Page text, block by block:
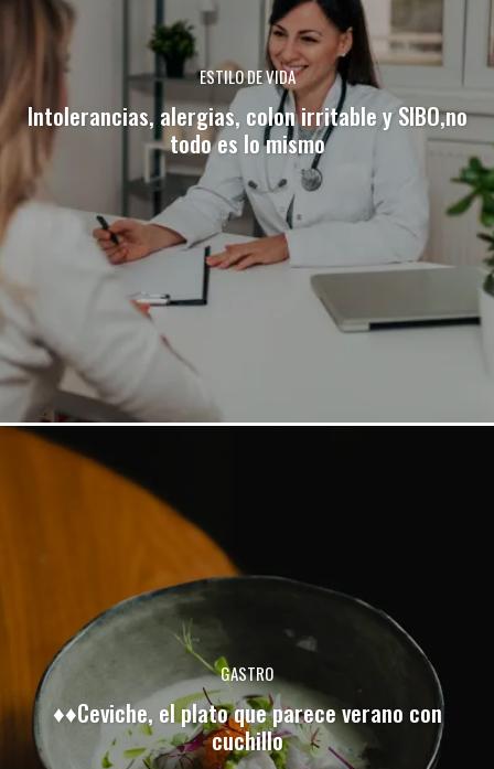
ESTILO DE VIDA
Intolerancias, alergias, colon irritable y SIBO,no
todo es lo mismo
GASTRO
♦♦Ceviche, el plato que parece verano con
cuchillo